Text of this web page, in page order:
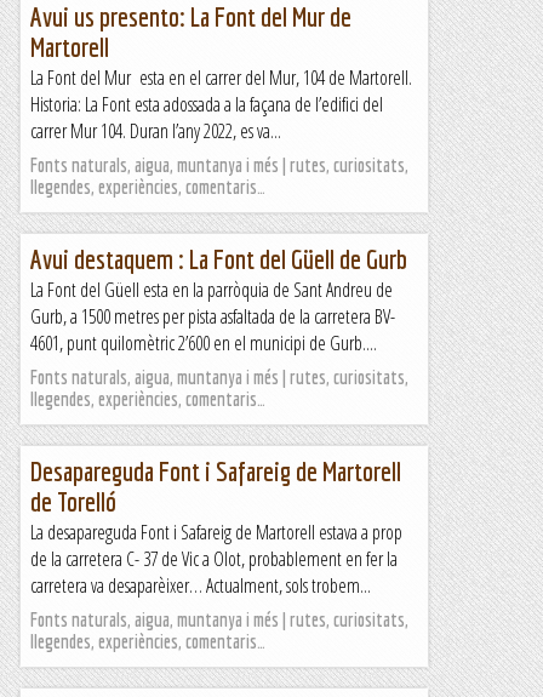
Avui us presento: La Font del Mur de
Martorell
La Font del Mur esta en el carrer del Mur, 104 de Martorell.
Historia: La Font esta adossada a la façana de l’edifici del
carrer Mur 104. Duran l’any 2022, es va...
Fonts naturals, aigua, muntanya i més | rutes, curiositats,
llegendes, experiències, comentaris…
Avui destaquem : La Font del Güell de Gurb
La Font del Güell esta en la parròquia de Sant Andreu de
Gurb, a 1500 metres per pista asfaltada de la carretera BV-
4601, punt quilomètric 2’600 en el municipi de Gurb....
Fonts naturals, aigua, muntanya i més | rutes, curiositats,
llegendes, experiències, comentaris…
Desapareguda Font i Safareig de Martorell
de Torelló
La desapareguda Font i Safareig de Martorell estava a prop
de la carretera C- 37 de Vic a Olot, probablement en fer la
carretera va desaparèixer… Actualment, sols trobem...
Fonts naturals, aigua, muntanya i més | rutes, curiositats,
llegendes, experiències, comentaris…